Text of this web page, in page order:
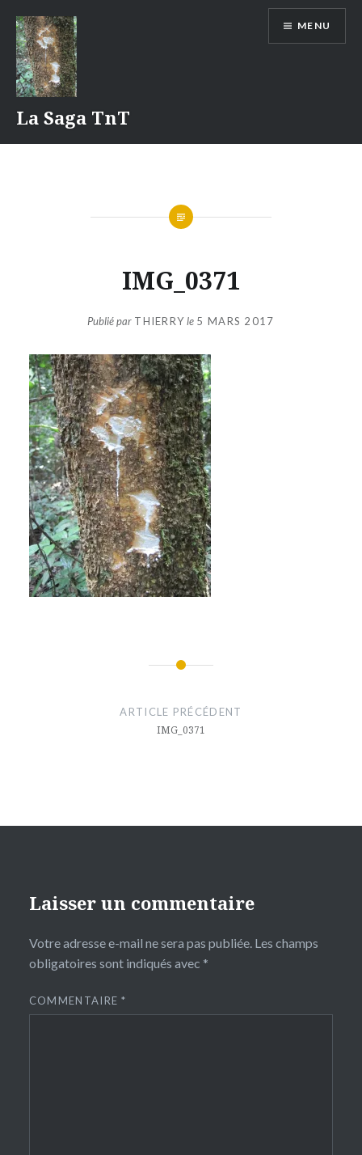
contenu
La Saga TnT
MENU
IMG_0371
Publié par THIERRYle 5 MARS 2017
ARTICLE PRÉCÉDENT
IMG_0371
Laisser un commentaire
Votre adresse e-mail ne sera pas publiée. Les champs
obligatoires sont indiqués avec *
COMMENTAIRE*